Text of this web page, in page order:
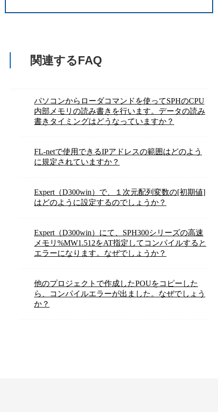
関連するFAQ
パソコンからローダコマンドを使ってSPHのCPU
内部メモリの読み書きを行います。データの読み
書きタイミングはどうなっていますか？
FL-netで使用できるIPアドレスの範囲はどのよう
に規定されていますか？
Expert（D300win）で、１次元配列変数の[初期値]
はどのように設定するのでしょうか？
Expert（D300win）にて、SPH300シリーズの高速
メモリ%MW1.512をAT指定してコンパイルすると
エラーになります。なぜでしょうか？
他のプロジェクトで作成したPOUをコピーした
ら、コンパイルエラーが出ました。なぜでしょう
か？